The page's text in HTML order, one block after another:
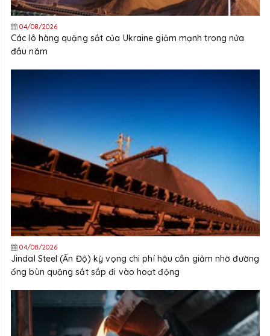
04/08/2026
Các lô hàng quặng sắt của Ukraine giảm mạnh trong nửa
đầu năm
04/08/2026
Jindal Steel (Ấn Độ) kỳ vọng chi phí hậu cần giảm nhờ đường
ống bùn quặng sắt sắp đi vào hoạt động